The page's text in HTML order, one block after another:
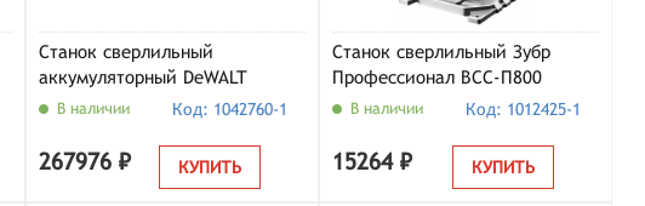
Станок сверлильный
аккумуляторный DeWALT
DCD1623X2G-QW (кейс, с 2
В наличии Код: 1042760-1
267976 ₽ КУПИТЬ
Станок сверлильный Зубр
Профессионал ВСС-П800
В наличии Код: 1012425-1
15264 ₽ КУПИТЬ